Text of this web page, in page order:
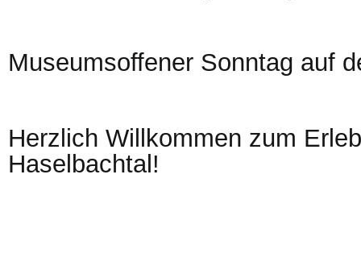
Museumsoffener Sonntag auf
Herzlich Willkommen zum
Haselbachtal!